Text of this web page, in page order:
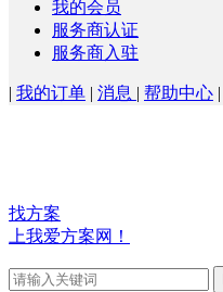
我的会员
服务商认证
服务商入驻
| 我的订单 | 消息 | 帮助中心 |
找方案
上我爱方案网！